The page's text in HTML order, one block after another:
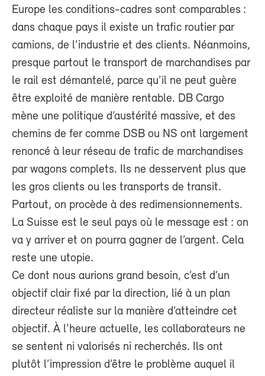
Europe les conditions-cadres sont comparables :
dans chaque pays il existe un trafic routier par
camions, de l’industrie et des clients. Néanmoins,
presque partout le transport de marchandises par
le rail est démantelé, parce qu’il ne peut guère
être exploité de manière rentable. DB Cargo
mène une politique d’austérité massive, et des
chemins de fer comme DSB ou NS ont largement
renoncé à leur réseau de trafic de marchandises
par wagons complets. Ils ne desservent plus que
les gros clients ou les transports de transit.
Partout, on procède à des redimensionnements.
La Suisse est le seul pays où le message est : on
va y arriver et on pourra gagner de l’argent. Cela
reste une utopie.
Ce dont nous aurions grand besoin, c’est d’un
objectif clair fixé par la direction, lié à un plan
directeur réaliste sur la manière d’atteindre cet
objectif. À l’heure actuelle, les collaborateurs ne
se sentent ni valorisés ni recherchés. Ils ont
plutôt l’impression d’être le problème auquel il